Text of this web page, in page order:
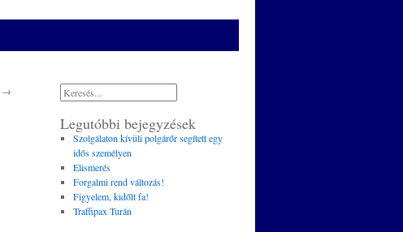
→
Legutóbbi bejegyzések
Szolgálaton kívüli polgárőr segített egy
idős személyen
Elismerés
Forgalmi rend változás!
Figyelem, kidőlt fa!
Traffipax Turán